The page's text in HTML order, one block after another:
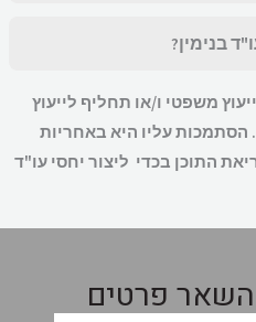
משפטי ו/או תחליף לייעוץ
עליו היא באחריות
בכדי ליצור יחסי עו"ד
פרטים